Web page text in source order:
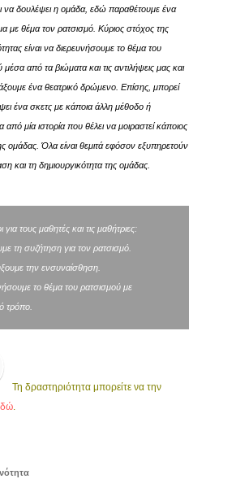
να δουλέψει η ομάδα, εδώ παραθέτουμε ένα
με θέμα τον ρατσισμό. Κύριος στόχος της
είναι να διερευνήσουμε το θέμα του
μέσα από τα βιώματα και τις αντιλήψεις μας και
ένα θεατρικό δρώμενο. Επίσης, μπορεί
ένα σκετς με κάποια άλλη μέθοδο ή
από μία ιστορία που θέλει να μοιραστεί κάποιος
ομάδας. Όλα είναι θεμιτά εφόσον εξυπηρετούν
και τη δημιουργικότητα της ομάδας.
για τους μαθητές και τις μαθήτριες:
τη συζήτηση για τον ρατσισμό.
την ενσυναίσθηση.
το θέμα του ρατσισμού με
τρόπο.
Τη δραστηριότητα μπορείτε να την
.